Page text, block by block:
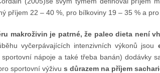
příjem 22 – 40 %, pro bílkoviny 19 – 35 % a
makroživin je patrné, že paleo dieta není
vyčerpávajících intenzivních výkonů jsou
sportovní nápoje a také třeba banán) dodávky
sportovní výživu s důrazem na příjem